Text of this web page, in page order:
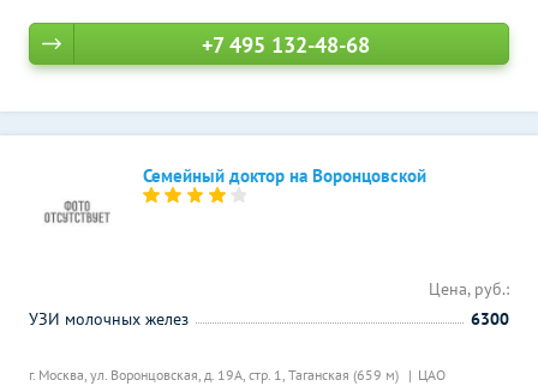
+7 495 132-48-68
Семейный доктор на Воронцовской
г. Москва, ул. Воронцовская, д. 19А, стр. 1, Таганская (659 м) ЦАО
Цена, руб.:
УЗИ молочных желез
6300